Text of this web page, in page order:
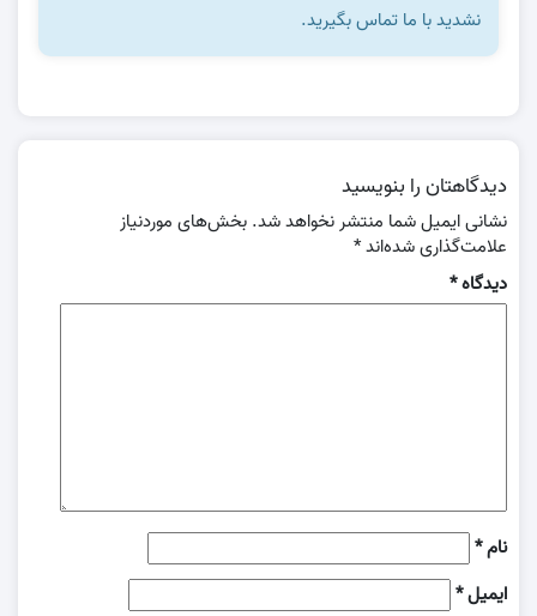
نشدید با ما تماس بگیرید.
دیدگاهتان را بنویسید
نشانی ایمیل شما منتشر نخواهد شد. بخش‌های موردنیاز
علامت‌گذاری شده‌اند*
دیدگاه*
نام*
ایمیل*